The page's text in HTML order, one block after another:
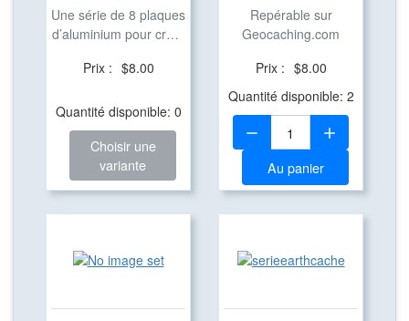
Une série de 8 plaques
d’aluminium pour créer
Prix : $8.00
Quantité disponible: 0
Choisir une
variante
Repérable sur
Geocaching.com
Prix : $8.00
Quantité disponible: 2
Quantité:
Au panier